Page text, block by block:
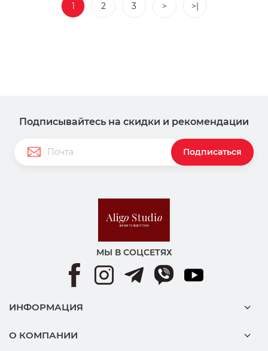
1 2 3 > >|
Подписывайтесь на скидки и рекомендации
Подписаться
МЫ В СОЦСЕТЯХ
ИНФОРМАЦИЯ
О КОМПАНИИ